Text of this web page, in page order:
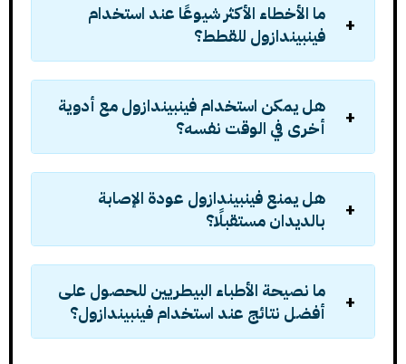
ما الأخطاء الأكثر شيوعًا عند استخدام
فينبيندازول للقطط؟
هل يمكن استخدام فينبيندازول مع أدوية
أخرى في الوقت نفسه؟
هل يمنع فينبيندازول عودة الإصابة
بالديدان مستقبلًا؟
ما نصيحة الأطباء البيطريين للحصول على
أفضل نتائج عند استخدام فينبيندازول؟